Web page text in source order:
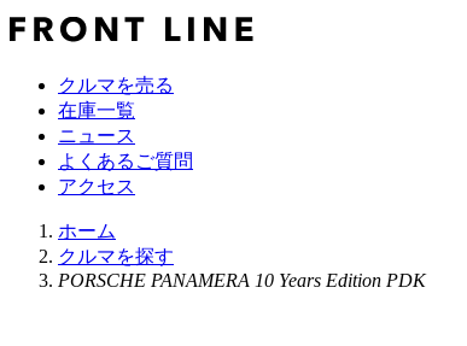
クルマを売る
在庫一覧
ニュース
よくあるご質問
アクセス
ホーム
クルマを探す
PORSCHE PANAMERA 10 Years Edition PDK